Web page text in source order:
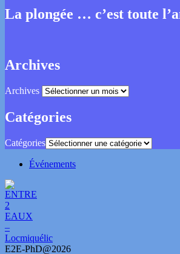
La plongée … c’est toute
Archives
Archives
Catégories
Catégories
Événements
E2E-PhD@2026